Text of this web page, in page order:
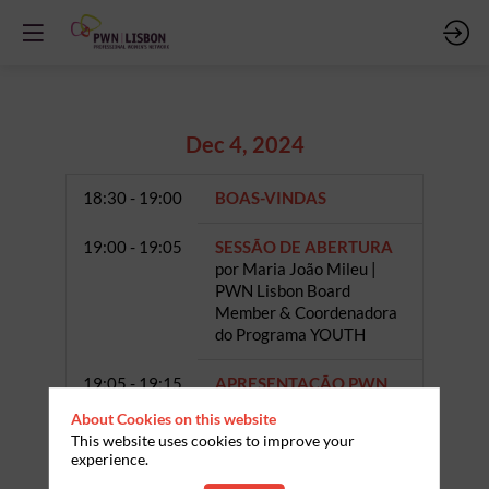
Dec 4, 2024
18:30 - 19:00 BOAS-VINDAS
19:00 - 19:05
SESSÃO DE ABERTURA
por Maria João Mileu |
PWN Lisbon Board
Member & Coordenadora
do Programa YOUTH
19:05 - 19:15
APRESENTAÇÃO PWN
por Paula Perfeito |
Presidente da PWN
About Cookies on this website
This website uses cookies to improve your
experience.